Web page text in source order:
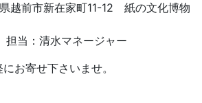
越前市新在家町11-12 紙の文化博物
当：清水マネージャー
お寄せ下さいませ。